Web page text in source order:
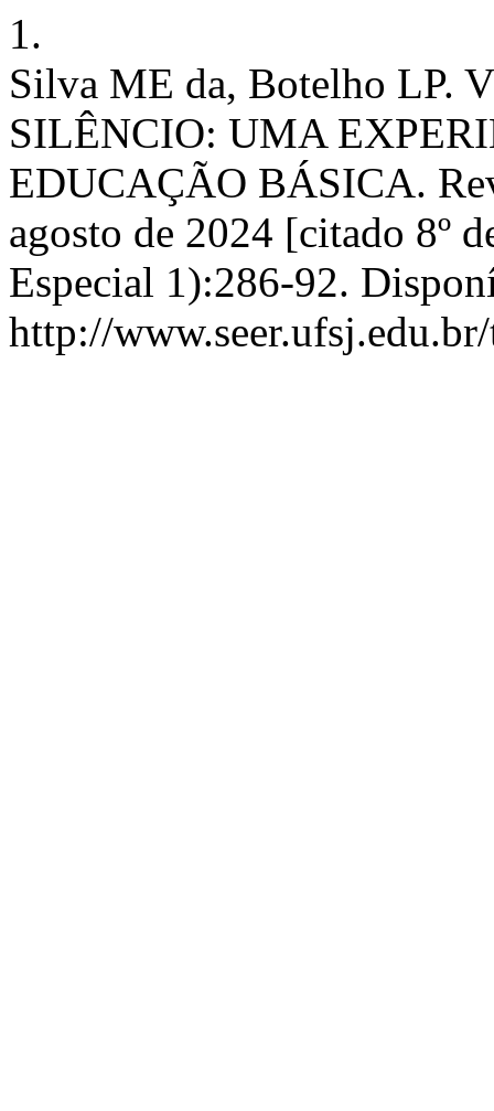
1.
Silva ME da, Botelho LP.
SILÊNCIO: UMA
EDUCAÇÃO BÁSICA.
agosto de 2024 [citado 8º
Especial 1):286-92.
http://